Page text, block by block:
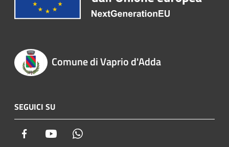
Comune di Vaprio d'Adda
SEGUICI SU
Facebook Youtube